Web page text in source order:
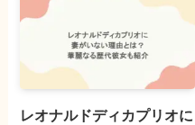
レオナルドディカプリオに